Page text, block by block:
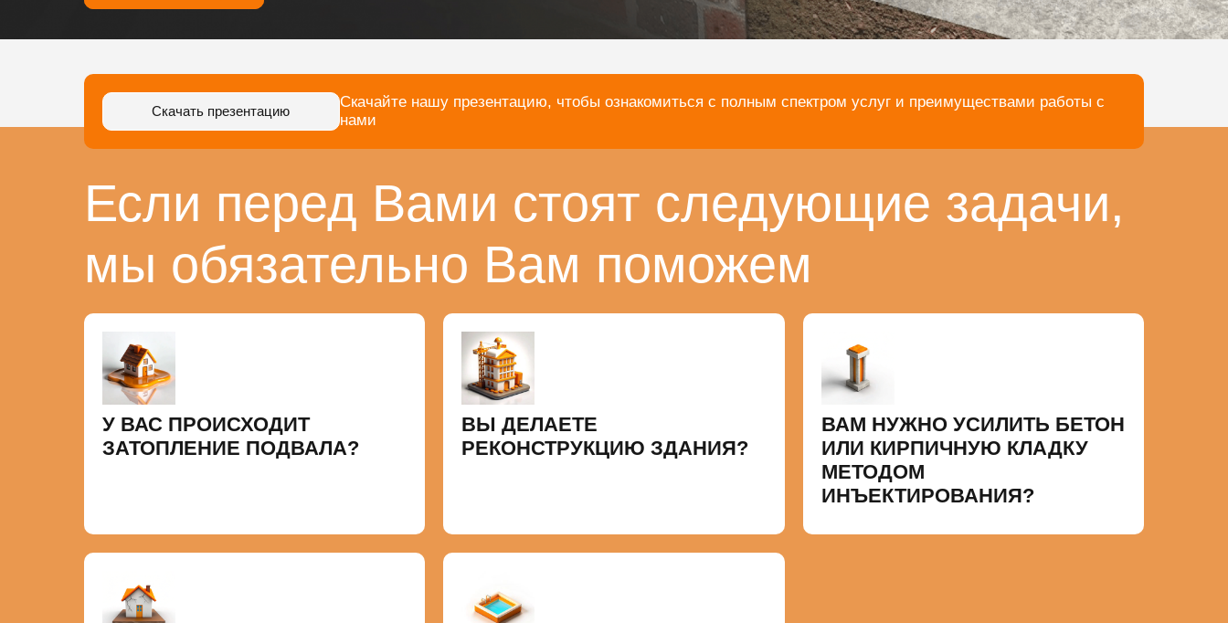
Скачать презентацию
Скачайте нашу презентацию, чтобы ознакомиться с полным спектром услуг и преимуществами работы с
нами
Если перед Вами стоят следующие задачи,
мы обязательно Вам поможем
У ВАС ПРОИСХОДИТ
ЗАТОПЛЕНИЕ ПОДВАЛА?
ВЫ ДЕЛАЕТЕ
РЕКОНСТРУКЦИЮ ЗДАНИЯ?
ВАМ НУЖНО УСИЛИТЬ БЕТОН
ИЛИ КИРПИЧНУЮ КЛАДКУ
МЕТОДОМ
ИНЪЕКТИРОВАНИЯ?